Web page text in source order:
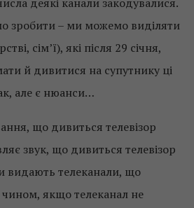
зробити – ми можемо виділяти
сім’ї), які після 29 січня,
й дивитися на супутнику ці
але є нюанси…
що дивиться телевізор
звук, що дивиться телевізор
видають телеканали, що
якщо телеканал не